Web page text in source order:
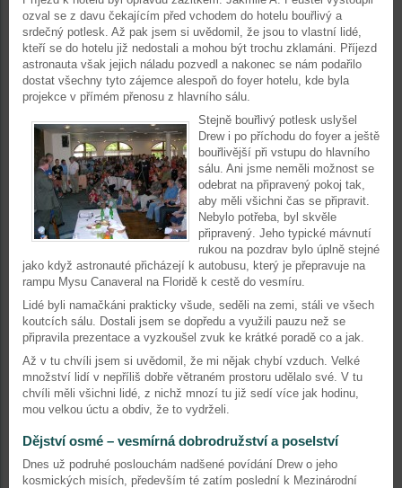
ozval se z davu čekajícím před vchodem do hotelu bouřlivý a
srdečný potlesk. Až pak jsem si uvědomil, že jsou to vlastní lidé,
kteří se do hotelu již nedostali a mohou být trochu zklamáni. Příjezd
astronauta však jejich náladu pozvedl a nakonec se nám podařilo
dostat všechny tyto zájemce alespoň do foyer hotelu, kde byla
projekce v přímém přenosu z hlavního sálu.
Stejně bouřlivý potlesk uslyšel
Drew i po příchodu do foyer a ještě
bouřlivější při vstupu do hlavního
sálu. Ani jsme neměli možnost se
odebrat na připravený pokoj tak,
aby měli všichni čas se připravit.
Nebylo potřeba, byl skvěle
připravený. Jeho typické mávnutí
rukou na pozdrav bylo úplně stejné
jako když astronauté přicházejí k autobusu, který je přepravuje na
rampu Mysu Canaveral na Floridě k cestě do vesmíru.
Lidé byli namačkáni prakticky všude, seděli na zemi, stáli ve všech
koutcích sálu. Dostali jsem se dopředu a využili pauzu než se
připravila prezentace a vyzkoušel zvuk ke krátké poradě co a jak.
Až v tu chvíli jsem si uvědomil, že mi nějak chybí vzduch. Velké
množství lidí v nepříliš dobře větraném prostoru udělalo své. V tu
chvíli měli všichni lidé, z nichž mnozí tu již sedí více jak hodinu,
mou velkou úctu a obdiv, že to vydrželi.
Dějství osmé – vesmírná dobrodružství a poselství
Dnes už podruhé poslouchám nadšené povídání Drew o jeho
kosmických misích, především té zatím poslední k Mezinárodní